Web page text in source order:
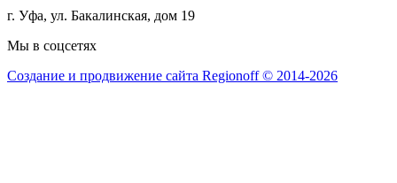
г. Уфа, ул. Бакалинская, дом 19
Мы в соцсетях
Создание и продвижение сайта Regionoff © 2014-2026